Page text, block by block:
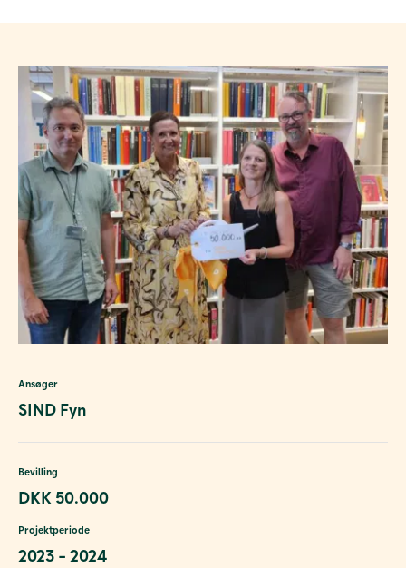
Ansøger
SIND Fyn
Bevilling
DKK 50.000
Projektperiode
2023 - 2024